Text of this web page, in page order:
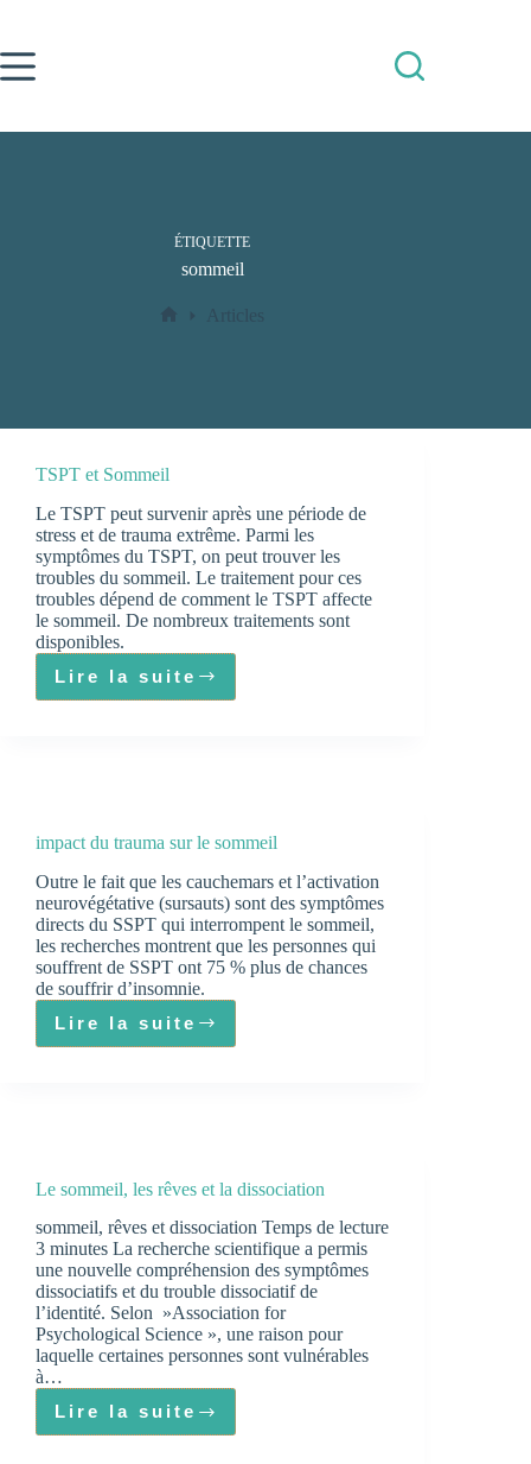
contenu
ÉTIQUETTE
sommeil
TSPT et Sommeil
Le TSPT peut survenir après une période de
stress et de trauma extrême. Parmi les
symptômes du TSPT, on peut trouver les
troubles du sommeil. Le traitement pour ces
troubles dépend de comment le TSPT affecte
le sommeil. De nombreux traitements sont
disponibles.
Lire la suite
TSPT
impact du trauma sur le sommeil
Outre le fait que les cauchemars et l’activation
neurovégétative (sursauts) sont des symptômes
directs du SSPT qui interrompent le sommeil,
les recherches montrent que les personnes qui
souffrent de SSPT ont 75 % plus de chances
de souffrir d’insomnie.
Lire la suite
impact
Le sommeil, les rêves et la dissociation
sommeil, rêves et dissociation Temps de lecture
3 minutes La recherche scientifique a permis
une nouvelle compréhension des symptômes
dissociatifs et du trouble dissociatif de
l’identité. Selon »Association for
Psychological Science », une raison pour
laquelle certaines personnes sont vulnérables
à…
Lire la suite
Le